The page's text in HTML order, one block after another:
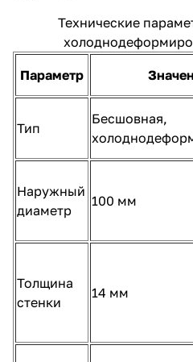
Технические
Параметр
Тип
Бесшовная,
Наружный
диаметр
100 мм
Толщина
стенки
14 мм